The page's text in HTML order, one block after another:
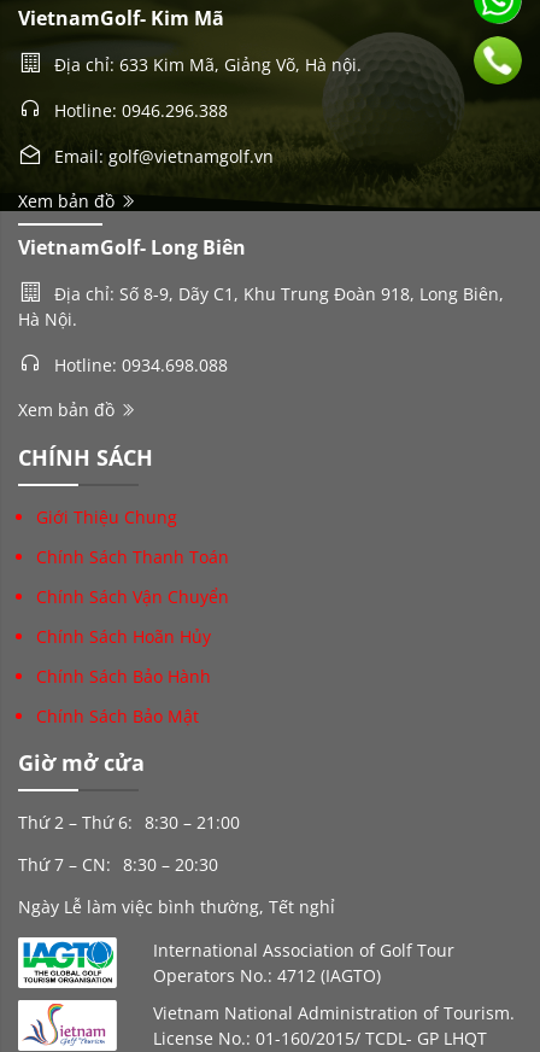
VietnamGolf- Kim Mã
Địa chỉ: 633 Kim Mã, Giảng Võ, Hà nội.
Hotline: 0946.296.388
Email: golf@vietnamgolf.vn
Xem bản đồ
VietnamGolf- Long Biên
Địa chỉ: Số 8-9, Dãy C1, Khu Trung Đoàn 918, Long Biên,
Hà Nội.
Hotline: 0934.698.088
Xem bản đồ
CHÍNH SÁCH
Giới Thiệu Chung
Chính Sách Thanh Toán
Chính Sách Vận Chuyển
Chính Sách Hoãn Hủy
Chính Sách Bảo Hành
Chính Sách Bảo Mật
Giờ mở cửa
Thứ 2 – Thứ 6: 8:30 – 21:00
Thứ 7 – CN: 8:30 – 20:30
Ngày Lễ làm việc bình thường, Tết nghỉ
International Association of Golf Tour
Operators No.: 4712 (IAGTO)
Vietnam National Administration of Tourism.
License No.: 01-160/2015/ TCDL- GP LHQT